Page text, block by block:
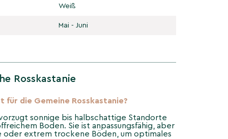
Weiß
Mai - Juni
Rosskastanie
für die Gemeine Rosskastanie?
sonnige bis halbschattige Standorte
Boden. Sie ist anpassungsfähig, aber
oder extrem trockene Böden, um optimales